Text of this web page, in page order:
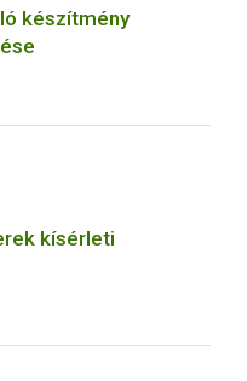
készítmény
kísérleti